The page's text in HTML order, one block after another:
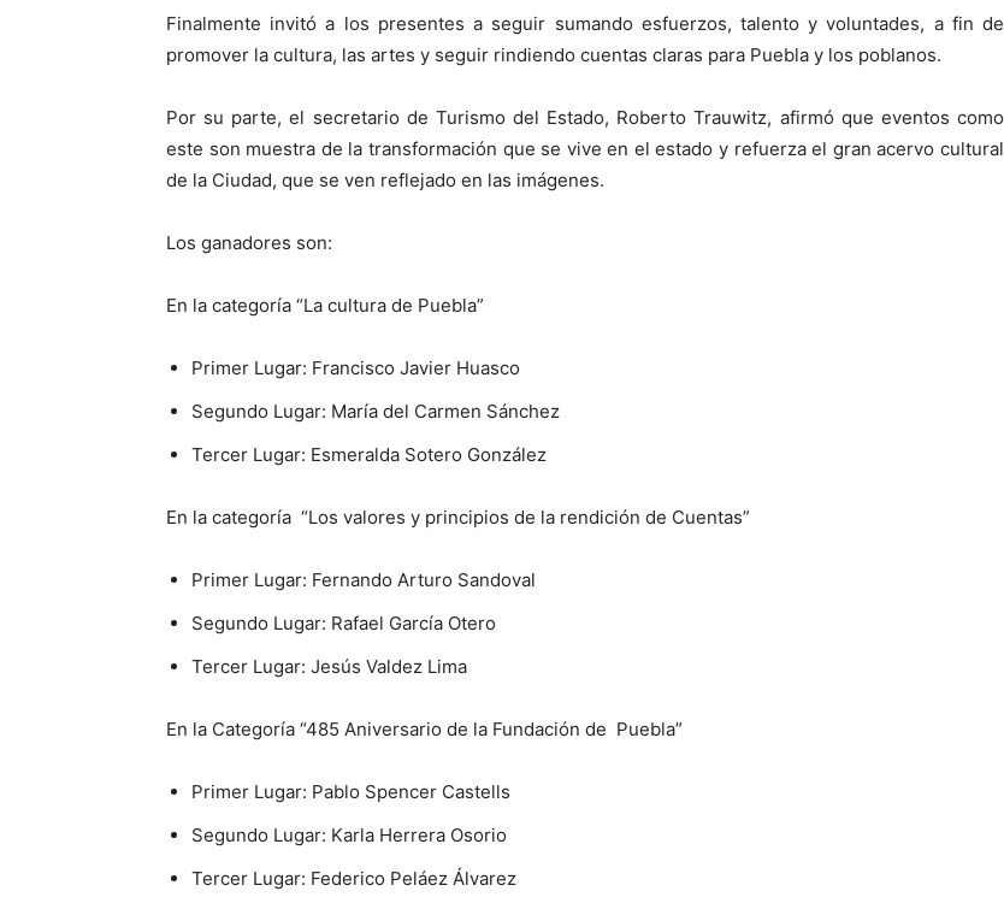
Finalmente invitó a los presentes a seguir sumando esfuerzos, talento y voluntades, a fin de
promover la cultura, las artes y seguir rindiendo cuentas claras para Puebla y los poblanos.
Por su parte, el secretario de Turismo del Estado, Roberto Trauwitz, afirmó que eventos como
este son muestra de la transformación que se vive en el estado y refuerza el gran acervo cultural
de la Ciudad, que se ven reflejado en las imágenes.
Los ganadores son:
En la categoría “La cultura de Puebla”
Primer Lugar: Francisco Javier Huasco
Segundo Lugar: María del Carmen Sánchez
Tercer Lugar: Esmeralda Sotero González
En la categoría “Los valores y principios de la rendición de Cuentas”
Primer Lugar: Fernando Arturo Sandoval
Segundo Lugar: Rafael García Otero
Tercer Lugar: Jesús Valdez Lima
En la Categoría “485 Aniversario de la Fundación de Puebla”
Primer Lugar: Pablo Spencer Castells
Segundo Lugar: Karla Herrera Osorio
Tercer Lugar: Federico Peláez Álvarez